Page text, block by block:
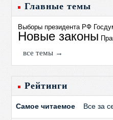
Главные темы
Выборы президента РФ
Новые законы
все темы →
Рейтинги
Самое читаемое Все за